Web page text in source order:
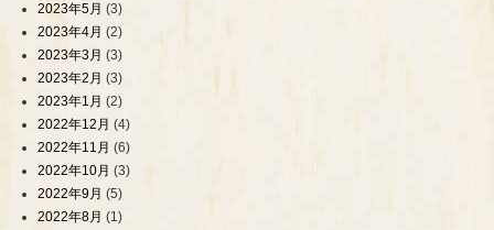
2023年5月 (3)
2023年4月 (2)
2023年3月 (3)
2023年2月 (3)
2023年1月 (2)
2022年12月 (4)
2022年11月 (6)
2022年10月 (3)
2022年9月 (5)
2022年8月 (1)